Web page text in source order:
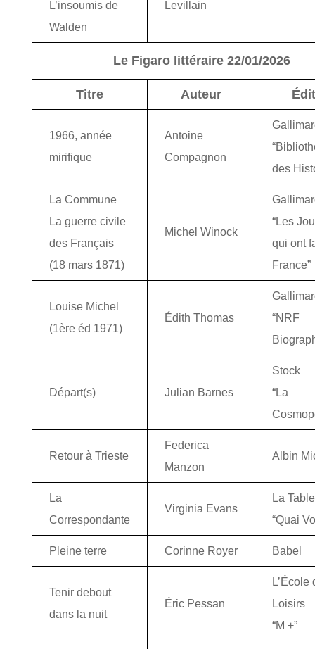
L’insoumis de
Walden
Levillain
Le Figaro littéraire 22/01/2026
Titre Auteur
1966, année
mirifique
Antoine
Compagnon
des
La Commune
La guerre civile
des Français
(18 mars 1871)
Michel Winock
“Les
qui ont
France”
Louise Michel
(1ère éd 1971)
Édith Thomas
“NRF
Départ(s) Julian Barnes
Stock
“La
Retour à Trieste
Federica
Manzon
Albin
La
Correspondante
Virginia Evans
La
“Quai
Pleine terre Corinne Royer Babel
Tenir debout
dans la nuit
Éric Pessan
L’École
Loisirs
“M +”